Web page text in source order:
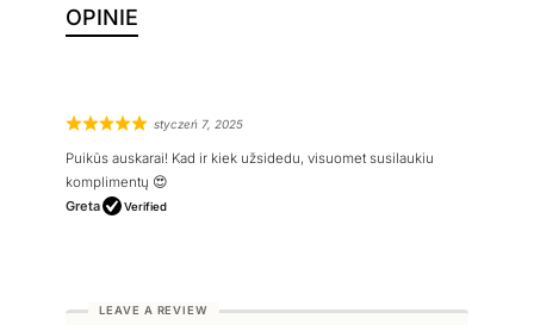
OPINIE
styczeń 7, 2025
Puikūs auskarai! Kad ir kiek užsidedu, visuomet susilaukiu
komplimentų 😍
Greta
Verified